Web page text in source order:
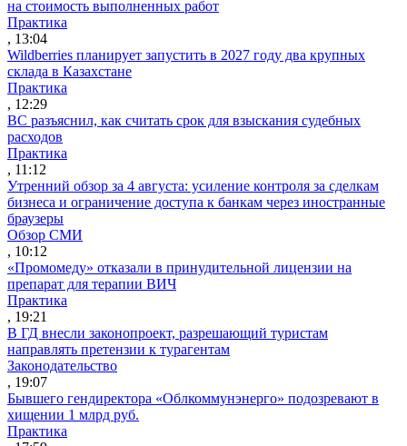
на стоимость выполненных работ
Практика
, 13:04
Wildberries планирует запустить в 2027 году два крупных
склада в Казахстане
Практика
, 12:29
ВС разъяснил, как считать срок для взыскания судебных
расходов
Практика
, 11:12
Утренний обзор за 4 августа: усиление контроля за сделкам
бизнеса и ограничение доступа к банкам через иностранные
браузеры
Обзор СМИ
, 10:12
«Промомеду» отказали в принудительной лицензии на
препарат для терапии ВИЧ
Практика
, 19:21
В ГД внесли законопроект, разрешающий туристам
направлять претензии к турагентам
Законодательство
, 19:07
Бывшего гендиректора «Облкоммунэнерго» подозревают в
хищении 1 млрд руб.
Практика